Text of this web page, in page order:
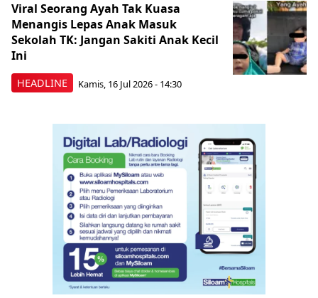
HEADLINE
Viral Seorang Ayah Tak Kuasa
Menangis Lepas Anak Masuk
Sekolah TK: Jangan Sakiti Anak Kecil
Ini
Kamis, 16 Jul 2026 - 14:30